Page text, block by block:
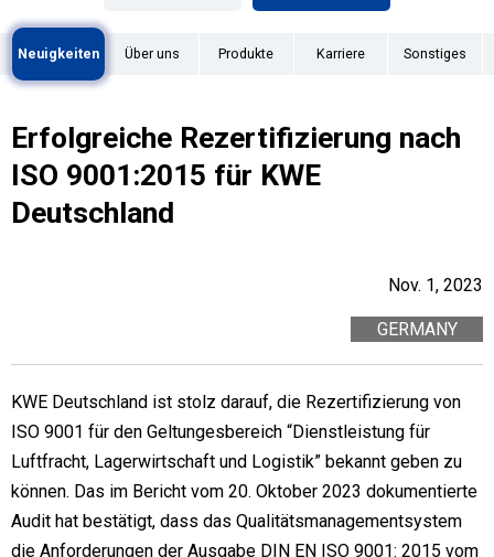
Neuigkeiten Über uns Produkte Karriere Sonstiges
Erfolgreiche Rezertifizierung nach
ISO 9001:2015 für KWE
Deutschland
Nov. 1, 2023
GERMANY
KWE Deutschland ist stolz darauf, die Rezertifizierung von
ISO 9001 für den Geltungesbereich “Dienstleistung für
Luftfracht, Lagerwirtschaft und Logistik” bekannt geben zu
können. Das im Bericht vom 20. Oktober 2023 dokumentierte
Audit hat bestätigt, dass das Qualitätsmanagementsystem
die Anforderungen der Ausgabe DIN EN ISO 9001: 2015 vom